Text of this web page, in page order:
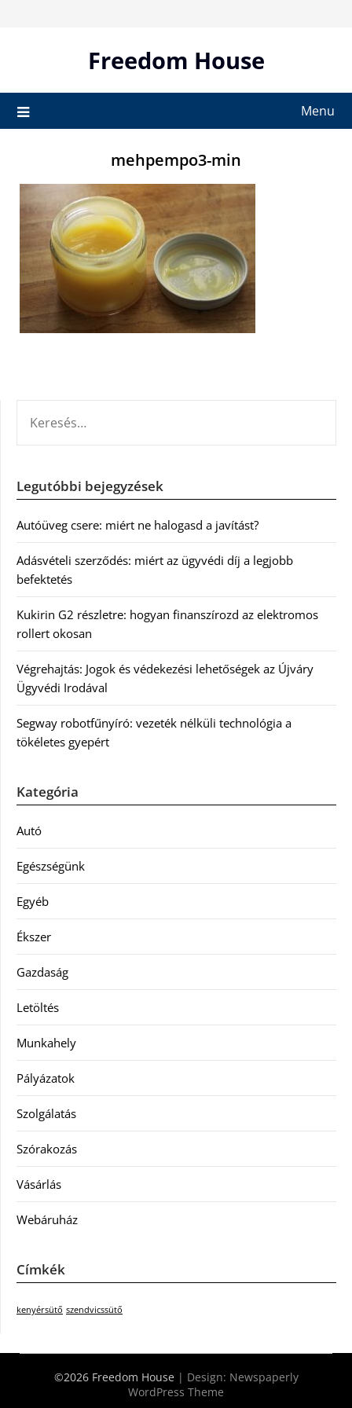
Freedom House
Menu
mehpempo3-min
Legutóbbi bejegyzések
Autóüveg csere: miért ne halogasd a javítást?
Adásvételi szerződés: miért az ügyvédi díj a legjobb
befektetés
Kukirin G2 részletre: hogyan finanszírozd az elektromos
rollert okosan
Végrehajtás: Jogok és védekezési lehetőségek az Újváry
Ügyvédi Irodával
Segway robotfűnyíró: vezeték nélküli technológia a
tökéletes gyepért
Kategória
Autó
Egészségünk
Egyéb
Ékszer
Gazdaság
Letöltés
Munkahely
Pályázatok
Szolgálatás
Szórakozás
Vásárlás
Webáruház
Címkék
kenyérsütő szendvicssütő
©2026 Freedom House | Design: Newspaperly
WordPress Theme